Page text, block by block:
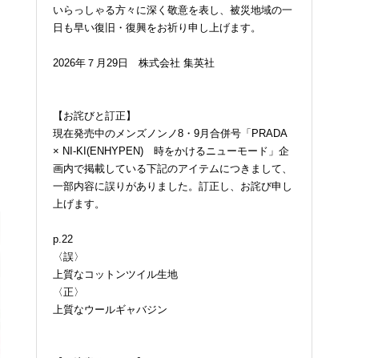
いらっしゃる方々に深く敬意を表し、被災地域の一
日も早い復旧・復興をお祈り申し上げます。
2026年７月29日 株式会社 集英社
【お詫びと訂正】
現在発売中のメンズノンノ8・9月合併号「PRADA
× NI-KI(ENHYPEN) 時をかけるニューモード」企
画内で掲載している下記のアイテムにつきまして、
一部内容に誤りがありました。訂正し、お詫び申し
上げます。
p.22
〈誤〉
上質なコットンツイル生地
〈正〉
上質なウールギャバジン